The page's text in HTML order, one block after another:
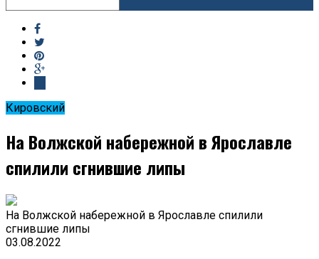
Кировский
На Волжской набережной в Ярославле
спилили сгнившие липы
На Волжской набережной в Ярославле спилили
сгнившие липы
03.08.2022